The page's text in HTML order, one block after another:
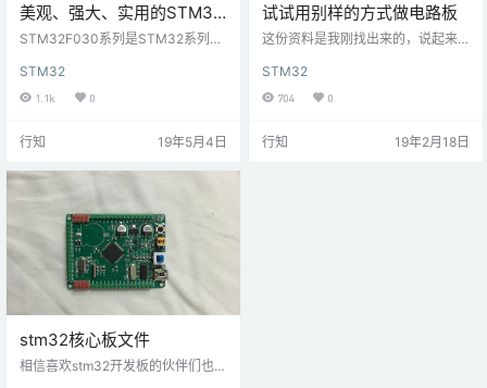
美观、强大、实用的STM32
最小板设计
STM32F030系列是STM32系列中
能，超越普通8位、16位单片机，很
多产品都在使用它，适用范围真的
了。国内有很多厂商都在仿照ST的
原厂的芯片，所以，你不用担心它
突然没货带来的困扰！这里我选用
的是TSSOP20封装的STM32F030
F4P6,它很廉价，…
STM32
1.1k 0
行知 19年5月4日
试试用别样的方式做电路板
这份资料是我刚找出来的，说起来
的板子可以用钻头打孔，所有的排
针孔都是加大的，都适合手工焊
层板，我也是偷懒了一下，通孔设
STM32
704 0
行知 19年2月18日
stm32核心板文件
相信喜欢stm32开发板的伙伴们也很